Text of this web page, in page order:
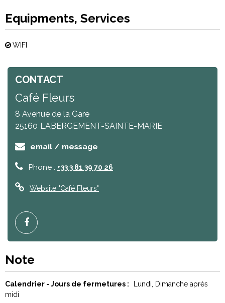
Equipments, Services
WIFI
CONTACT
Café Fleurs
8 Avenue de la Gare
25160 LABERGEMENT-SAINTE-MARIE
email / message
Phone : +33 3 81 39 70 26
Website "Café Fleurs"
Note
Calendrier - Jours de fermetures : Lundi
Dimanche après
midi